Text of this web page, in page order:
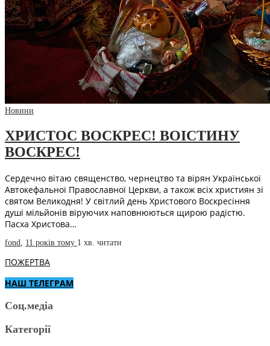
Новини
ХРИСТОС ВОСКРЕС! ВОІСТИНУ
ВОСКРЕС!
Сердечно вітаю священство, чернецтво та вірян Української
Автокефальної Православної Церкви, а також всіх християн зі
святом Великодня! У світлий день Христового Воскресіння
душі мільйонів віруючих наповнюються щирою радістю.
Пасха Христова…
fond, 11 років тому 1 хв. читати
ПОЖЕРТВА
НАШ ТЕЛЕГРАМ
Соц.медіа
Категорії